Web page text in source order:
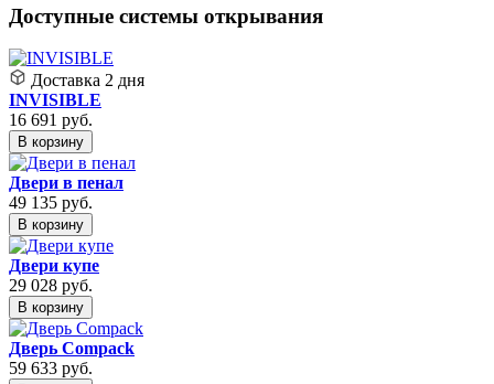
Доступные системы открывания
Доставка 2 дня
INVISIBLE
16 691 руб.
В корзину
Двери в пенал
49 135 руб.
В корзину
Двери купе
29 028 руб.
В корзину
Дверь Compack
59 633 руб.